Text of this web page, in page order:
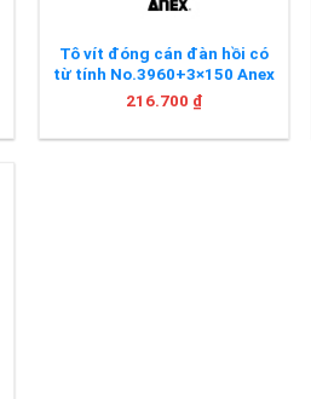
Tô vít đóng cán đàn hồi có
từ tính No.3960+3×150 Anex
216.700 ₫